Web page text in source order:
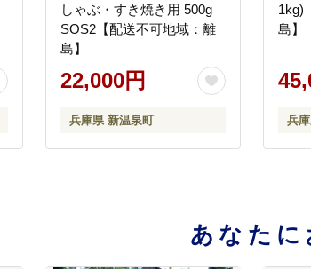
しゃぶ・すき焼き用 500g
SOS2【配送不可地域：離
島】
22,000円
兵庫県 新温泉町
1kg)
島】
兵
あなたに